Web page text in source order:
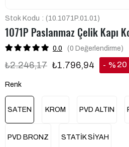
Stok Kodu (10.1071P.01.01)
1071P Paslanmaz Çelik Kapı
0.0 (0 Değerlendirme)
₺2.246,17 ₺1.796,94 % 20
Renk
SATEN KROM PVD ALTIN
PVD BRONZ STATİK SİYAH